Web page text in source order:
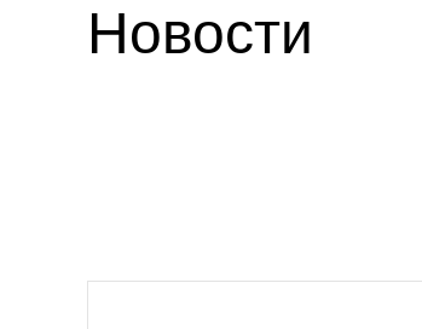
Новости